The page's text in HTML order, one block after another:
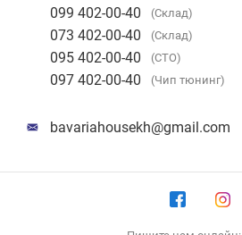
099 402-00-40 (Склад)
073 402-00-40 (Склад)
095 402-00-40 (СТО)
097 402-00-40 (Чип тюнинг)
bavariahousekh@gmail.com